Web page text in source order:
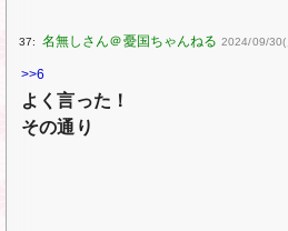
37: 2024/09/
>>6
よく言った！
その通り